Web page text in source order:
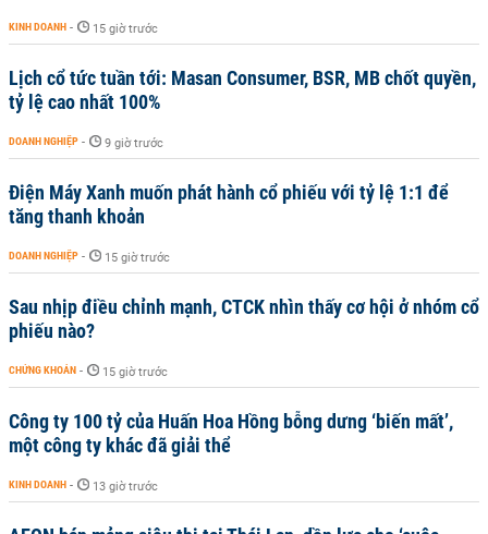
KINH DOANH - 15 giờ trước
Lịch cổ tức tuần tới: Masan Consumer, BSR, MB chốt quyền,
tỷ lệ cao nhất 100%
DOANH NGHIỆP - 9 giờ trước
Điện Máy Xanh muốn phát hành cổ phiếu với tỷ lệ 1:1 để
tăng thanh khoản
DOANH NGHIỆP - 15 giờ trước
Sau nhịp điều chỉnh mạnh, CTCK nhìn thấy cơ hội ở nhóm cổ
phiếu nào?
CHỨNG KHOÁN - 15 giờ trước
Công ty 100 tỷ của Huấn Hoa Hồng bỗng dưng ‘biến mất’,
một công ty khác đã giải thể
KINH DOANH - 13 giờ trước